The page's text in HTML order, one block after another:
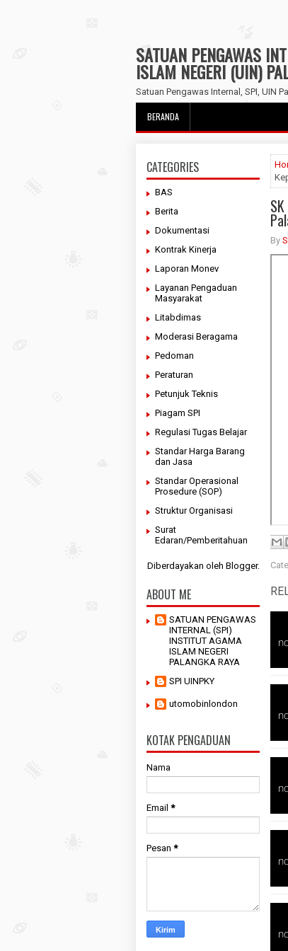
SATUAN PENGAWAS
ISLAM NEGERI (UIN)
Satuan Pengawas Internal, SPI, UIN
BERANDA
CATEGORIES
BAS
Berita
Dokumentasi
Kontrak Kinerja
Laporan Monev
Layanan Pengaduan
Masyarakat
Litabdimas
Moderasi Beragama
Pedoman
Peraturan
Petunjuk Teknis
Piagam SPI
Regulasi Tugas Belajar
Standar Harga Barang
dan Jasa
Standar Operasional
Prosedure (SOP)
Struktur Organisasi
Surat
Edaran/Pemberitahuan
Diberdayakan oleh Blogger.
ABOUT ME
SATUAN PENGAWAS
INTERNAL (SPI)
INSTITUT AGAMA
ISLAM NEGERI
PALANGKA RAYA
SPI UINPKY
utomobinlondon
KOTAK PENGADUAN
Nama
Email *
Pesan *
By